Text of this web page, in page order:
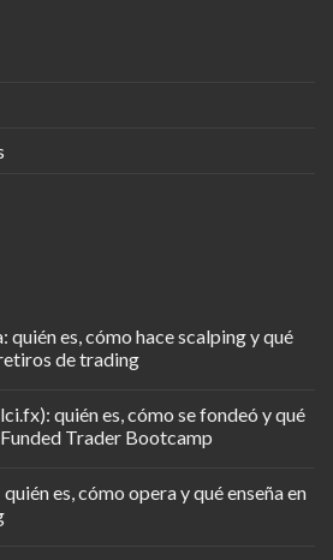
quién es, cómo hace scalping y qué
de trading
quién es, cómo se fondeó y qué
Trader Bootcamp
es, cómo opera y qué enseña en